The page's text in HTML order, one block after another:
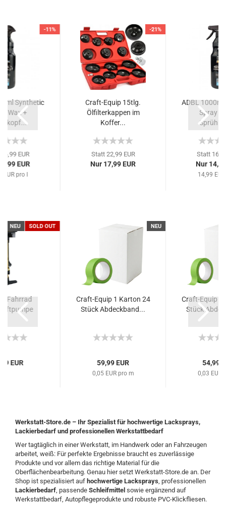
-11%
Synthetic
Wax +
EUR
EUR
EUR pro l
-21%
Craft-Equip 15tlg.
Ölfilterkappen im
Koffer...
Statt 22,99 EUR
Nur 17,99 EUR
ADBL
Spray
Statt
Nur
14,99
NEU SOLD OUT
Fahrrad
EUR
NEU
Craft-Equip 1 Karton 24
Stück Abdeckband...
59,99 EUR
0,05 EUR pro m
Craft-Equip 1
Stück
54,99
0,03 EUR
Werkstatt-Store.de – Ihr Spezialist für hochwertige Lacksprays,
Lackierbedarf und professionellen Werkstattbedarf
Wer tagtäglich in einer Werkstatt, im Handwerk oder an Fahrzeugen
arbeitet, weiß: Für perfekte Ergebnisse braucht es zuverlässige
Produkte und vor allem das richtige Material für die
Oberflächenbearbeitung. Genau hier setzt Werkstatt-Store.de an. Der
Shop ist spezialisiert auf hochwertige Lacksprays, professionellen
Lackierbedarf, passende Schleifmittel sowie ergänzend auf
Werkstattbedarf, Autopflegeprodukte und robuste PVC-Klickfliesen.